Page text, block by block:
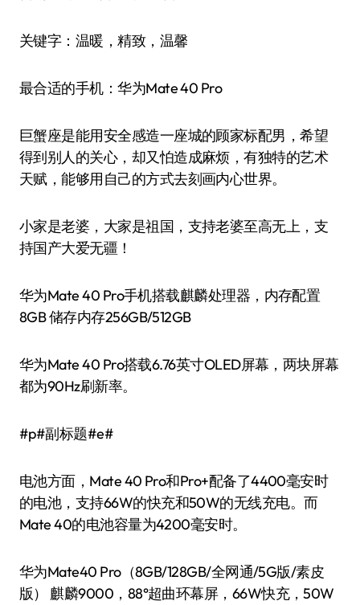
关键字：温暖，精致，温馨
最合适的手机：华为Mate 40 Pro
巨蟹座是能用安全感造一座城的顾家标配男，希望
得到别人的关心，却又怕造成麻烦，有独特的艺术
天赋，能够用自己的方式去刻画内心世界。
小家是老婆，大家是祖国，支持老婆至高无上，支
持国产大爱无疆！
华为Mate 40 Pro手机搭载麒麟处理器，内存配置
8GB 储存内存256GB/512GB
华为Mate 40 Pro搭载6.76英寸OLED屏幕，两块屏幕
都为90Hz刷新率。
#p#副标题#e#
电池方面，Mate 40 Pro和Pro+配备了4400毫安时
的电池，支持66W的快充和50W的无线充电。而
Mate 40的电池容量为4200毫安时。
华为Mate40 Pro（8GB/128GB/全网通/5G版/素皮
版） 麒麟9000，88°超曲环幕屏，66W快充，50W